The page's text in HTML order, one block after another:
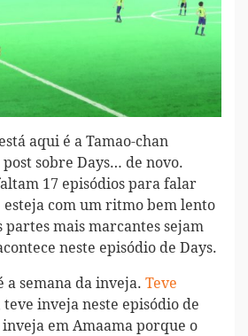
aqui é a Tamao-chan
sobre Days… de novo.
17 episódios para falar
esteja com um ritmo bem lento
partes mais marcantes sejam
neste episódio de Days.
a semana da inveja. Teve
teve inveja neste episódio de
em Amaama porque o